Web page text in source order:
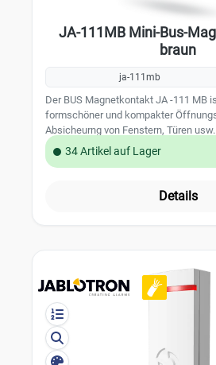
JA-111MB Mini-Bus-
braun
ja-111mb
Der BUS Magnetkontakt JA -111 MB
formschöner und kompakter
Absicheurng von Fenstern, Türen
Aufbaumagentkontakt zeichnet sich
kleine und unauffällige Bauform aus.
und unauffällige Bauform Farbe:
Umgebungsbedingungen: EN 50131-1:
Betriebstemperatur: -10 bis 40 °C
EN 50131-1 EAN 8594052539516
34 Artikel auf Lager
Details